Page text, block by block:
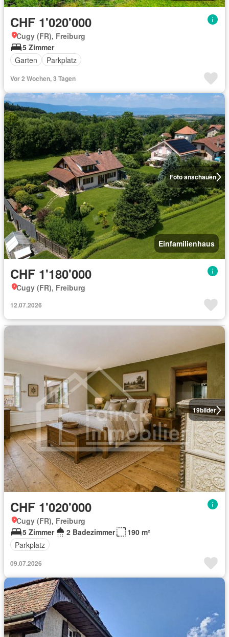
CHF 1'020'000
Cugy (FR), Freiburg
5 Zimmer
Garten
Parkplatz
Vor 2 Wochen, 3 Tagen
Foto anschauen
Einfamilienhaus
CHF 1'180'000
Cugy (FR), Freiburg
12.07.2026
19bilder
CHF 1'020'000
Cugy (FR), Freiburg
5 Zimmer
2 Badezimmer
190 m²
Parkplatz
09.07.2026